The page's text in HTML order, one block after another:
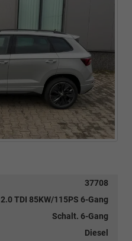
37708
2.0 TDI 85KW/115PS 6-Gang
Schalt. 6-Gang
Diesel